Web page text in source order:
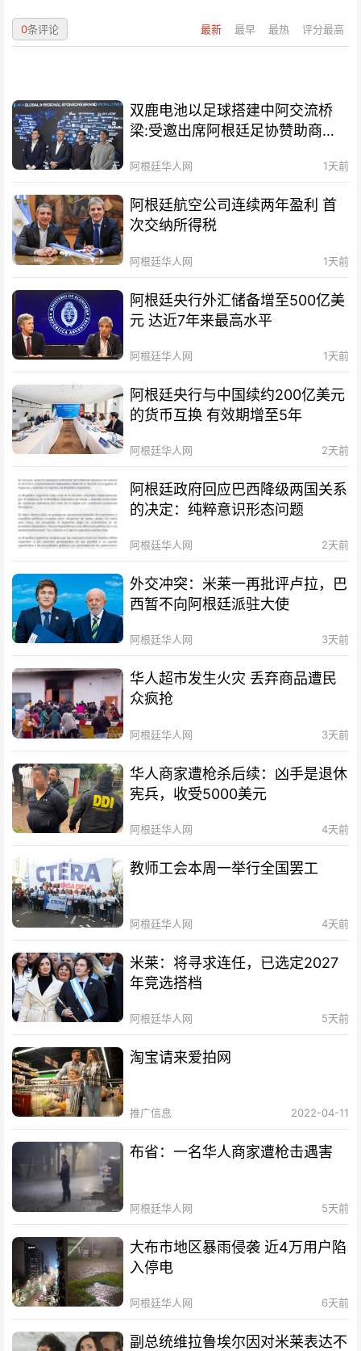
最新 最早 最热 评分最高
0条评论
双鹿电池以足球搭建中阿交流桥
梁:受邀出席阿根廷足协赞助商招
阿根廷华人网 1天前
阿根廷航空公司连续两年盈利 首
次交纳所得税
阿根廷华人网 1天前
阿根廷央行外汇储备增至500亿美
元 达近7年来最高水平
阿根廷华人网 1天前
阿根廷央行与中国续约200亿美元
的货币互换 有效期增至5年
阿根廷华人网 2天前
阿根廷政府回应巴西降级两国关系
的决定：纯粹意识形态问题
阿根廷华人网 2天前
外交冲突：米莱一再批评卢拉，巴
西暂不向阿根廷派驻大使
阿根廷华人网 3天前
华人超市发生火灾 丢弃商品遭民
众疯抢
阿根廷华人网 3天前
华人商家遭枪杀后续：凶手是退休
宪兵，收受5000美元
阿根廷华人网 4天前
教师工会本周一举行全国罢工
阿根廷华人网 4天前
米莱：将寻求连任，已选定2027
年竞选搭档
阿根廷华人网 5天前
淘宝请来爱拍网
推广信息 2022-04-11
布省：一名华人商家遭枪击遇害
阿根廷华人网 5天前
大布市地区暴雨侵袭 近4万用户陷
入停电
阿根廷华人网 6天前
副总统维拉鲁埃尔因对米莱表达不